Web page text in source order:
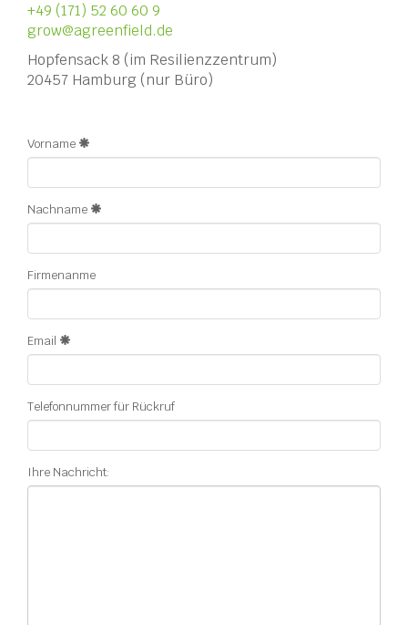
+49 (171) 52 60 60 9
grow@agreenfield.de
Hopfensack 8 (im Resilienzzentrum)
20457 Hamburg (nur Büro)
Vorname
Nachname
Firmenanme
Email
Telefonnummer für Rückruf
Ihre Nachricht: